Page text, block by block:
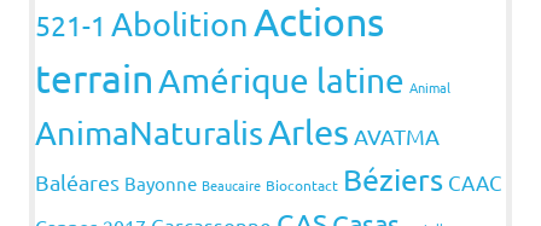
521-1 AbolitionActions
terrainAmérique latine Animal
AnimaNaturalisArles AVATMA
Baléares Bayonne Beaucaire Biocontact Béziers CAAC